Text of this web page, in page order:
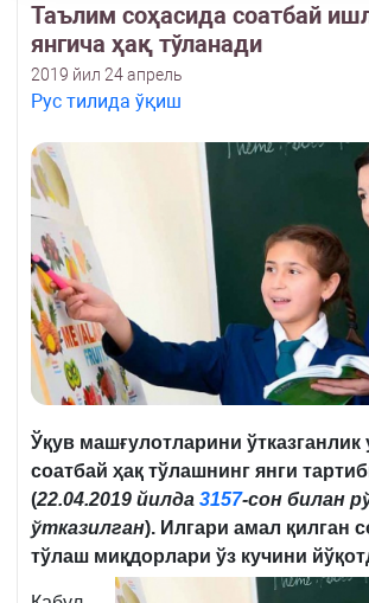
Таълим соҳасида соатбай
янгича ҳақ тўланади
2019 йил 24 апрель
Рус тилида ўқиш
Ўқув машғулотларини ўтказганлик
соатбай ҳақ тўлашнинг янги
(22.04.2019 йилда 3157-сон билан
ўтказилган). Илгари амал қилган
тўлаш миқдорлари ўз кучини